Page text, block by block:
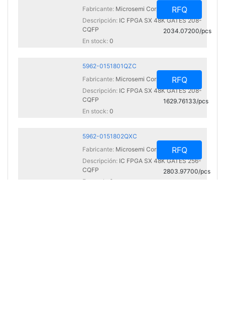
Fabricante: Microsemi Corporation
Descripción: IC FPGA SX 48K GATES 208-
CQFP
En stock: 0
RFQ
2034.07200/pcs
5962-0151801QZC
Fabricante: Microsemi Corporation
Descripción: IC FPGA SX 48K GATES 208-
CQFP
En stock: 0
RFQ
1629.76133/pcs
5962-0151802QXC
Fabricante: Microsemi Corporation
Descripción: IC FPGA SX 48K GATES 256-
CQFP
En stock:
0
RFQ
2803.97700/pcs